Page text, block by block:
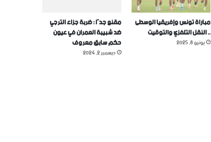
مباراة تونس وإفريقيا الوسطى
.. النقل التلفزي والتوقيت
يونيو 8, 2025
مقنع جدّا : ضربة جزاء الترجي
ضد شبيبة العمران في عيون
حكم سابق معروف
ديسمبر 2, 2024